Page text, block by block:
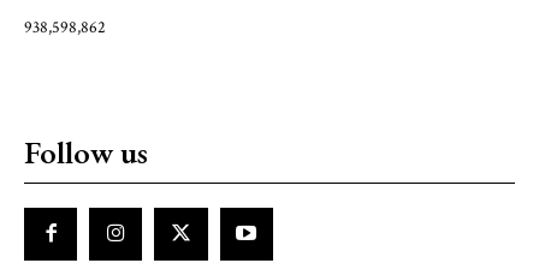
938,598,862
Follow us